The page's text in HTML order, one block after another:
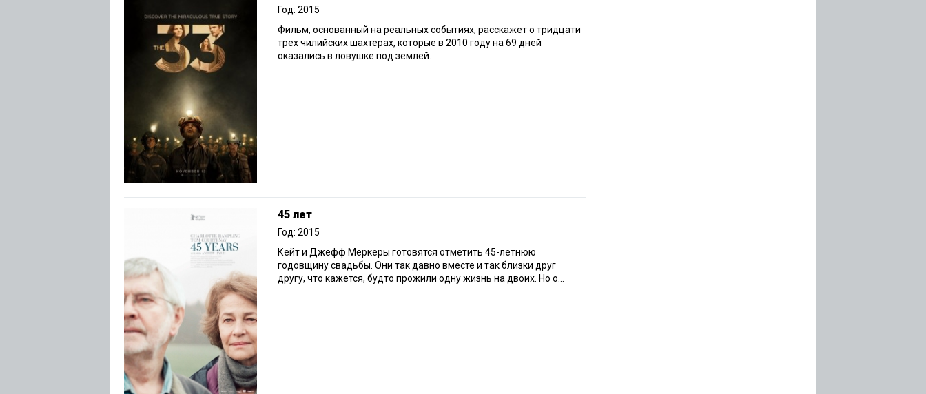
Год: 2015
Фильм, основанный на реальных событиях, расскажет о тридцати
трех чилийских шахтерах, которые в 2010 году на 69 дней
оказались в ловушке под землей.
45 лет
Год: 2015
Кейт и Джефф Меркеры готовятся отметить 45-летнюю
годовщину свадьбы. Они так давно вместе и так близки друг
другу, что кажется, будто прожили одну жизнь на двоих. Но о...